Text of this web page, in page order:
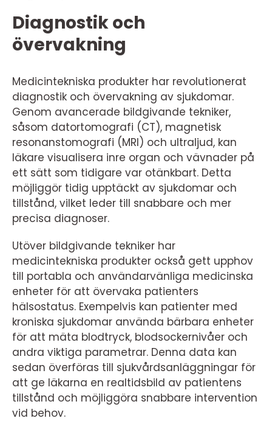
Diagnostik och
övervakning
Medicintekniska produkter har revolutionerat
diagnostik och övervakning av sjukdomar.
Genom avancerade bildgivande tekniker,
såsom datortomografi (CT), magnetisk
resonanstomografi (MRI) och ultraljud, kan
läkare visualisera inre organ och vävnader på
ett sätt som tidigare var otänkbart. Detta
möjliggör tidig upptäckt av sjukdomar och
tillstånd, vilket leder till snabbare och mer
precisa diagnoser.
Utöver bildgivande tekniker har
medicintekniska produkter också gett upphov
till portabla och användarvänliga medicinska
enheter för att övervaka patienters
hälsostatus. Exempelvis kan patienter med
kroniska sjukdomar använda bärbara enheter
för att mäta blodtryck, blodsockernivåer och
andra viktiga parametrar. Denna data kan
sedan överföras till sjukvårdsanläggningar för
att ge läkarna en realtidsbild av patientens
tillstånd och möjliggöra snabbare intervention
vid behov.